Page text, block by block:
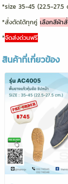
*size 35-45 (22.5-27.5
*สั่งตัดได้ทุกคู่เลือกสีผ้า
*จัดส่งด่วนฟรี
สินค้าที่เกี่ยวข้อง